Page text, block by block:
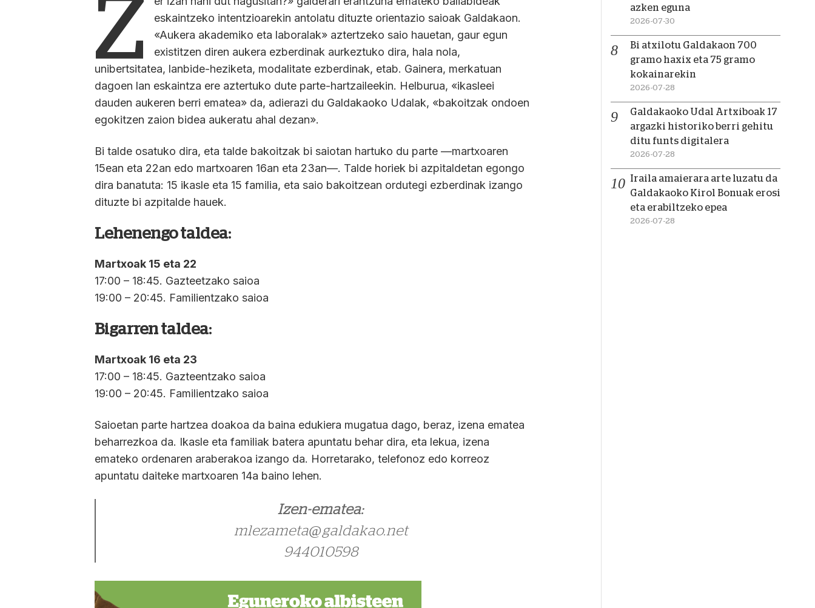
Z
eskaintzeko intentzioarekin antolatu dituzte orientazio saioak Galdakaon.
«Aukera akademiko eta laboralak» aztertzeko saio hauetan, gaur egun
existitzen diren aukera ezberdinak aurkeztuko dira, hala nola,
unibertsitatea, lanbide-heziketa, modalitate ezberdinak, etab. Gainera, merkatuan
dagoen lan eskaintza ere aztertuko dute parte-hartzaileekin. Helburua, «ikasleei
dauden aukeren berri ematea» da, adierazi du Galdakaoko Udalak, «bakoitzak ondoen
egokitzen zaion bidea aukeratu ahal dezan».
Bi talde osatuko dira, eta talde bakoitzak bi saiotan hartuko du parte —martxoaren
15ean eta 22an edo martxoaren 16an eta 23an—. Talde horiek bi azpitaldetan egongo
dira banatuta: 15 ikasle eta 15 familia, eta saio bakoitzean ordutegi ezberdinak izango
dituzte bi azpitalde hauek.
Lehenengo taldea:
Martxoak 15 eta 22
17:00 – 18:45. Gazteetzako saioa
19:00 – 20:45. Familientzako saioa
Bigarren taldea:
Martxoak 16 eta 23
17:00 – 18:45. Gazteentzako saioa
19:00 – 20:45. Familientzako saioa
Saioetan parte hartzea doakoa da baina edukiera mugatua dago, beraz, izena ematea
beharrezkoa da. Ikasle eta familiak batera apuntatu behar dira, eta lekua, izena
emateko ordenaren araberakoa izango da. Horretarako, telefonoz edo korreoz
apuntatu daiteke martxoaren 14a baino lehen.
Izen-ematea:
mlezameta@galdakao.net
944010598
azken eguna
2026-07-30
Bi atxilotu Galdakaon 700
gramo haxix eta 75 gramo
kokainarekin
2026-07-28
Galdakaoko Udal Artxiboak 17
argazki historiko berri gehitu
ditu funts digitalera
2026-07-28
Iraila amaierara arte luzatu da
Galdakaoko Kirol Bonuak erosi
eta erabiltzeko epea
2026-07-28